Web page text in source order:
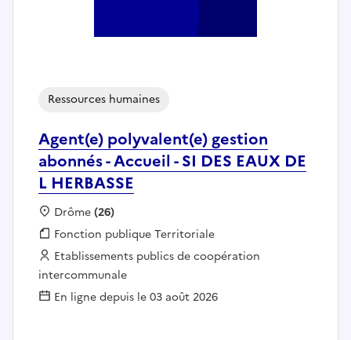
Agent(e) polyvalent(e) gestion
abonnés - Accueil - SI DES EAUX DE
L HERBASSE
Ressources humaines
Localisation :
Drôme(26)
Fonction publique :
Fonction publique Territoriale
Employeur :
Etablissements publics de coopération
intercommunale
En ligne depuis le 03 août 2026